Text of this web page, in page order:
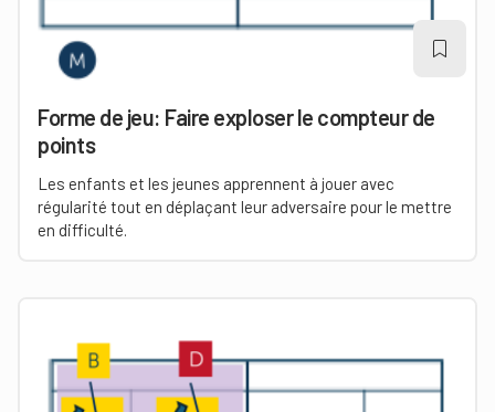
Forme de jeu: Faire exploser le compteur de
points
Les enfants et les jeunes apprennent à jouer avec
régularité tout en déplaçant leur adversaire pour le mettre
en difficulté.